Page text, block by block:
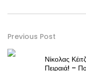
Previous Post
Νίκολας
Πειραιά! –